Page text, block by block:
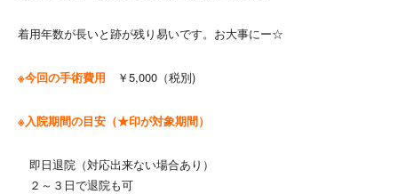
着用年数が長いと跡が残り易いです。お大事にー☆
※今回の手術費用 ￥5,000（税別)
※入院期間の目安（★印が対象期間）
即日退院（対応出来ない場合あり）
２～３日で退院も可